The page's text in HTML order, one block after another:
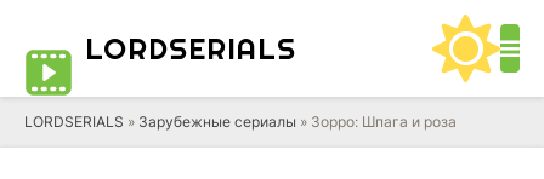
LORDSERIALS
LORDSERIALS » Зарубежные сериалы » Зорро: Шпага и роза